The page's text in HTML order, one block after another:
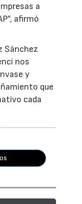
a
afirmó
Sánchez
nos
y
que
cada